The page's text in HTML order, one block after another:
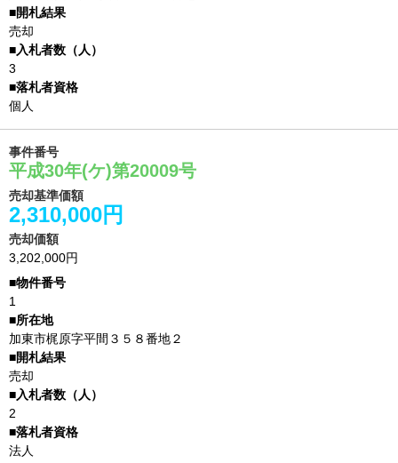
売却
3
個人
事件番号
平成30年(ケ)第20009号
売却基準価額
2,310,000円
売却価額
3,202,000円
1
加東市梶原字平間３５８番地２
売却
2
法人